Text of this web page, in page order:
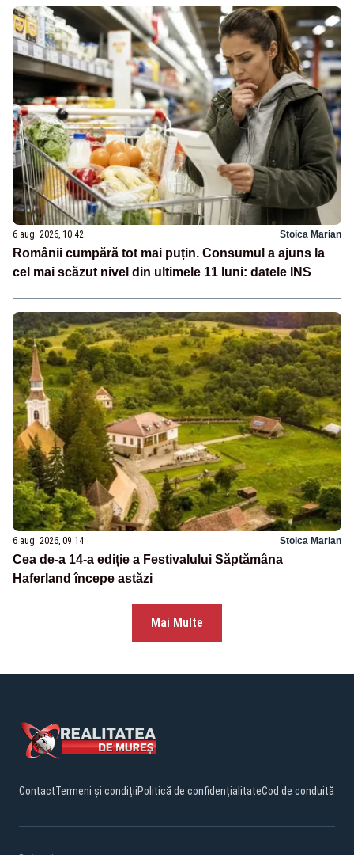
6 aug. 2026, 10:42 Stoica Marian
Românii cumpără tot mai puțin. Consumul a ajuns la
cel mai scăzut nivel din ultimele 11 luni: datele INS
6 aug. 2026, 09:14 Stoica Marian
Cea de-a 14-a ediție a Festivalului Săptămâna
Haferland începe astăzi
Mai Multe
ContactTermeni și condițiiPolitică de confidențialitateCod de conduită